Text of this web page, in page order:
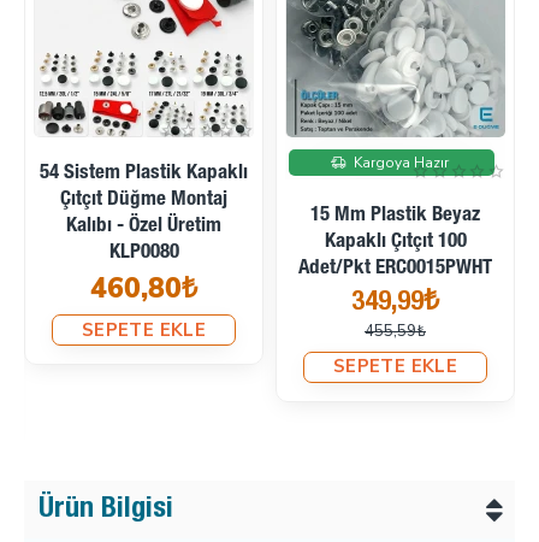
54 Sistem Plastik Kapaklı
Çıtçıt Düğme Montaj
Kalıbı - Özel Üretim
KLP0080
460,80₺
SEPETE EKLE
İndirimde
Kargoya Hazır
15 Mm Plastik Beyaz
Kapaklı Çıtçıt 100
Adet/pkt ERC0015PWHT
349,99₺
455,59₺
SEPETE EKLE
Ürün Bilgisi